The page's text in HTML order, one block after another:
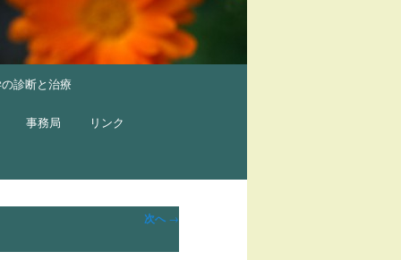
診断と治療
事務局 リンク
次へ →